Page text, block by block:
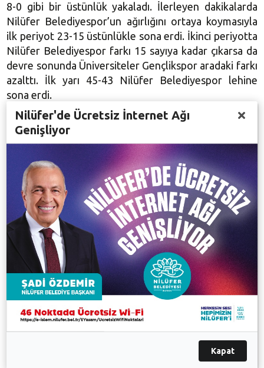
8-0 gibi bir üstünlük yakaladı. İlerleyen dakikalarda
Nilüfer Belediyespor’un ağırlığını ortaya koymasıyla
ilk periyot 23-15 üstünlükle sona erdi. İkinci periyotta
Nilüfer Belediyespor farkı 15 sayıya kadar çıkarsa da
devre sonunda Üniversiteler Gençlikspor aradaki farkı
azalttı. İlk yarı 45-43 Nilüfer Belediyespor lehine
sona erdi.
İkinci yarıda performansını artıran Nilüfer
Belediyesporlu basketbolcular üçüncü periyodu 71-
57 önde tamamladı. Son periyodun ilk dakikalarında
Nilüfer Belediyespor’un oyun kurucusu Ömer
sakatlanınca hastaneye kaldırıldı. Saha içi ve tribünde
bir süre yaşanan gerginlik nedeniyle oyun bir süre
durdu. Gerginliğin yatıştırılmasının ardından devam
eden karşılaşmada Nilüfer Belediyespor rakibini 82-
72 yendi.
Nilüfer Belediyespor ile Üniversiteler Gençlikspor
serinin ikinci maçını 27 Nisan Çarşamba günü saat
18:00 de Yüzüncüyıl Spor Salonu’nda oynayacaklar. 3
maç üstünden oynanacak play off maçlarında 2
galibiyet alan takım bir üst tura çıkacak.
Nilüfer'de Ücretsiz İnternet Ağı
Genişliyor
Kapat